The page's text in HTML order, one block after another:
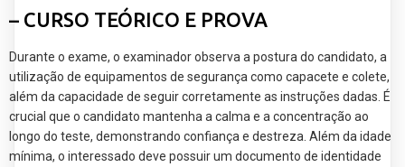
– CURSO TEÓRICO E PROVA
Durante o exame, o examinador observa a postura do candidato, a
utilização de equipamentos de segurança como capacete e colete,
além da capacidade de seguir corretamente as instruções dadas. É
crucial que o candidato mantenha a calma e a concentração ao
longo do teste, demonstrando confiança e destreza. Além da idade
mínima, o interessado deve possuir um documento de identidade